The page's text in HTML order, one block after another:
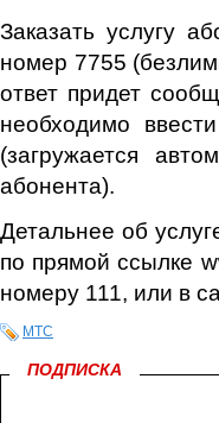
Заказать услугу
номер 7755
ответ придет
необходимо
(загружается
абонента).
Детальнее об
по прямой ссылке
номеру 111, или в
МТС
ПОДПИСКА